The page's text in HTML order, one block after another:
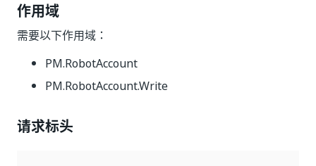
作用域
需要以下作用域：
PM.RobotAccount
PM.RobotAccount.Write
请求标头